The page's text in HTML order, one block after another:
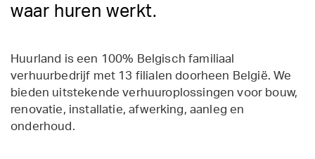
waar huren werkt.
Huurland is een 100% Belgisch familiaal
verhuurbedrijf met 13 filialen doorheen België. We
bieden uitstekende verhuuroplossingen voor bouw,
renovatie, installatie, afwerking, aanleg en
onderhoud.